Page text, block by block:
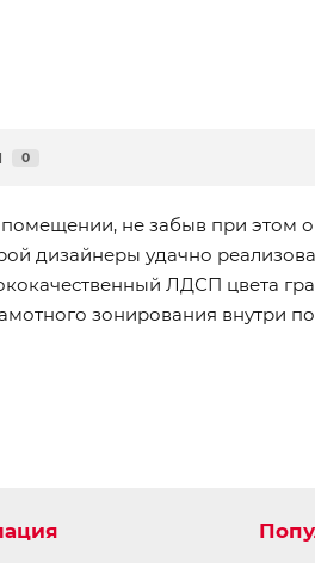
0
не забыв при
дизайнеры удачно
ЛДСП цвета
зонирования внутри